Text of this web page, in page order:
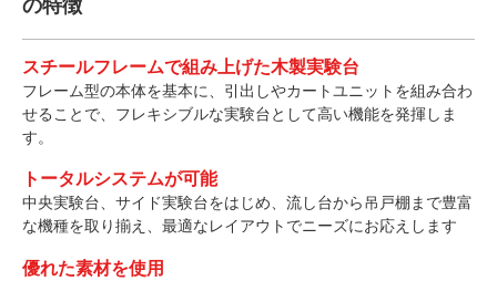
の特徴
スチールフレームで組み上げた木製実験台
フレーム型の本体を基本に、引出しやカートユニットを組み合わ
せることで、フレキシブルな実験台として高い機能を発揮しま
す。
トータルシステムが可能
中央実験台、サイド実験台をはじめ、流し台から吊戸棚まで豊富
な機種を取り揃え、最適なレイアウトでニーズにお応えします
優れた素材を使用